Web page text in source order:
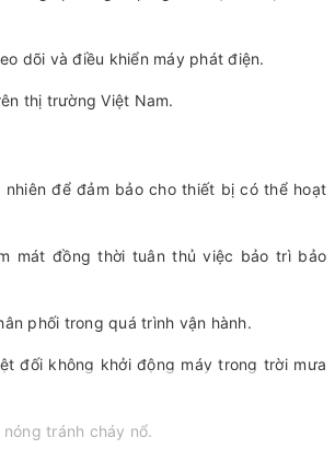
dõi và điều khiển máy phát điện.
thị trường Việt Nam.
để đảm bảo cho thiết bị có thể hoạt
mát đồng thời tuân thủ việc bảo trì bảo
phối trong quá trình vận hành.
đối không khởi động máy trong trời mưa
tránh cháy nổ.